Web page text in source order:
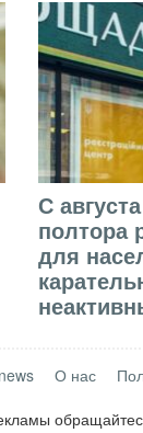
С
полтора
для
О нас